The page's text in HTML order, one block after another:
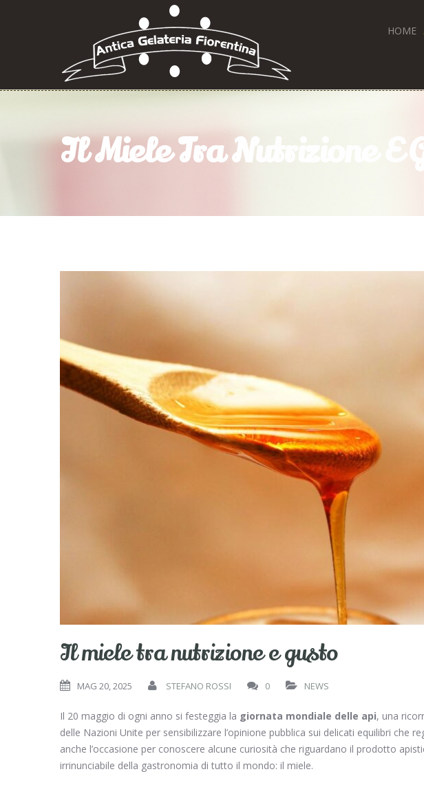
HOME
Il Miele Tra Nutrizione E
Il miele tra nutrizione e gusto
MAG 20, 2025 STEFANO ROSSI 0 NEWS
Il 20 maggio di ogni anno si festeggia la giornata mondiale delle api, una
delle Nazioni Unite per sensibilizzare l’opinione pubblica sui delicati equilibri che
anche l’occasione per conoscere alcune curiosità che riguardano il prodotto
irrinunciabile della gastronomia di tutto il mondo: il miele.